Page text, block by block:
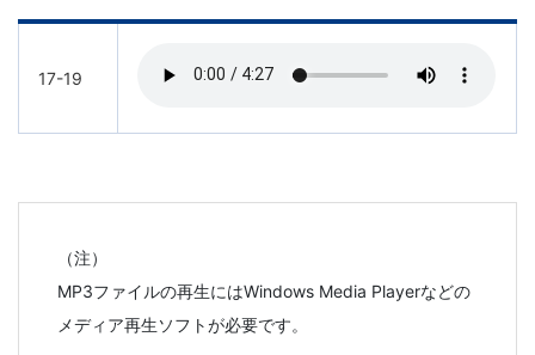
17-19
（注）
MP3ファイルの再生にはWindows Media Playerなどの
メディア再生ソフトが必要です。